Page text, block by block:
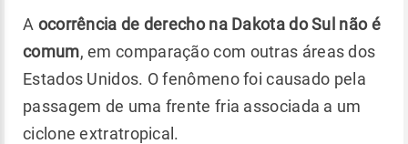
A ocorrência de derecho na Dakota do Sul não é
comum, em comparação com outras áreas dos
Estados Unidos. O fenômeno foi causado pela
passagem de uma frente fria associada a um
ciclone extratropical.